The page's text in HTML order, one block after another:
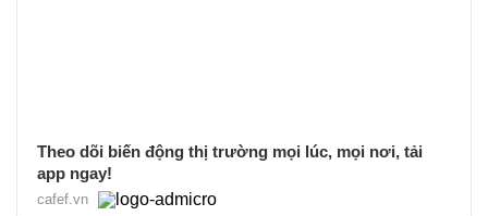
Theo dõi biến động thị trường mọi lúc, mọi nơi, tải
app ngay!
cafef.vn